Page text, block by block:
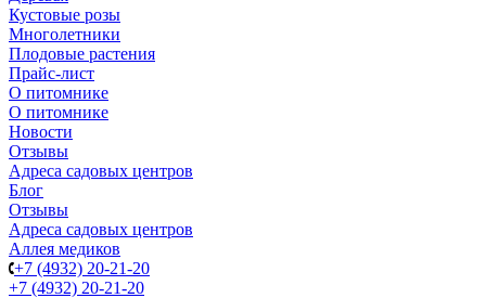
Кустовые розы
Многолетники
Плодовые растения
Прайс-лист
О питомнике
О питомнике
Новости
Отзывы
Адреса садовых центров
Блог
Отзывы
Адреса садовых центров
Аллея медиков
+7 (4932) 20-21-20
+7 (4932) 20-21-20